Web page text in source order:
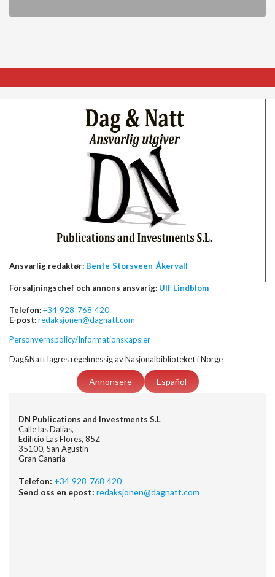
Ansvarlig redaktør: Bente Storsveen Åkervall
Försäljningschef och annons ansvarig: Ulf Lindblom
Telefon:+34 928 768 420
E-post:redaksjonen@dagnatt.com
Personvernspolicy/Informationskapsler
Dag&Natt lagres regelmessig av Nasjonalbiblioteket i Norge
Annonsere Español
DN Publications and Investments S.L
Calle las Dalias,
Edificio Las Flores, 85Z
35100, San Agustin
Gran Canaria
Telefon: +34 928 768 420
Send oss en epost: redaksjonen@dagnatt.com